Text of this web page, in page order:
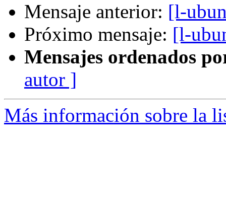
Mensaje anterior: [l-
Próximo mensaje: [l-
Mensajes ordenados
autor ]
Más información sobre la